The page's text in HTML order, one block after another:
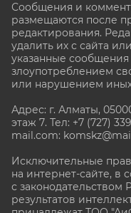
Сообщения и
размещаются после
редактирования.
удалить их с сайта
указанные
злоупотреблением
или нарушением
Адрес: г. Алматы,
этаж 7. Тел: +7 (727)
mail.com:
Исключительные
на интернет-сайте, в
с законодательством
результатов